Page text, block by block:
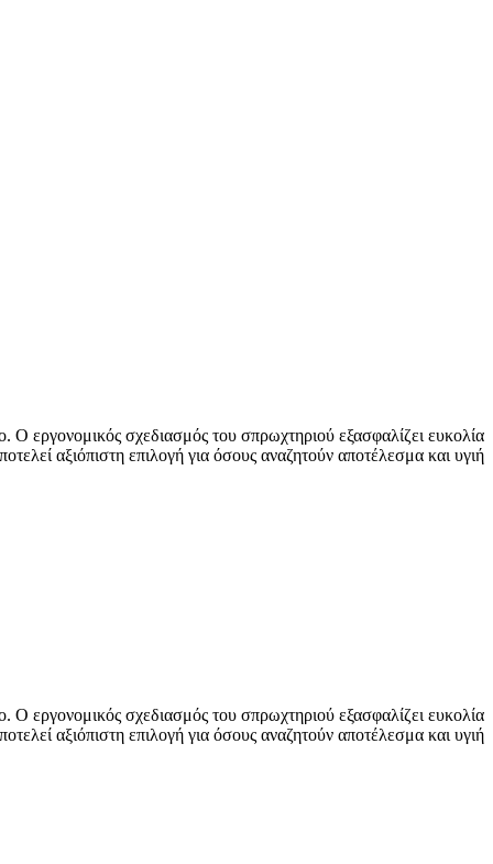
Ο εργονομικός σχεδιασμός του σπρωχτηριού εξασφαλίζει ευκολία
αξιόπιστη επιλογή για όσους αναζητούν αποτέλεσμα και υγιή
Ο εργονομικός σχεδιασμός του σπρωχτηριού εξασφαλίζει ευκολία
αξιόπιστη επιλογή για όσους αναζητούν αποτέλεσμα και υγιή